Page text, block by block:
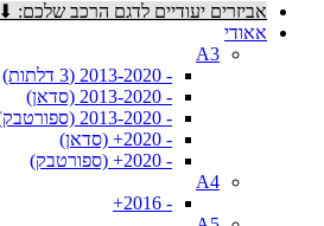
אביזרים יעודיים לדגם הרכב שלכם: ⬇
אאודי
A3
- 2013-2020 (3 דלתות)
- 2013-2020 (סדאן)
- 2013-2020 (ספורטבק)
- 2020+ (סדאן)
- 2020+ (ספורטבק)
A4
- 2016+